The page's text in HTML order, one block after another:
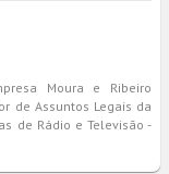
Moura e Ribeiro
de Assuntos Legais da
de Rádio e Televisão -